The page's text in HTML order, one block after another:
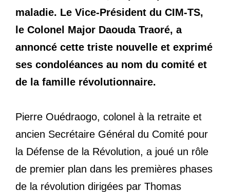
maladie. Le Vice-Président du CIM-TS,
le Colonel Major Daouda Traoré, a
annoncé cette triste nouvelle et exprimé
ses condoléances au nom du comité et
de la famille révolutionnaire.
Pierre Ouédraogo, colonel à la retraite et
ancien Secrétaire Général du Comité pour
la Défense de la Révolution, a joué un rôle
de premier plan dans les premières phases
de la révolution dirigées par Thomas